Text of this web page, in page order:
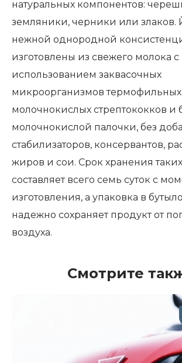
натуральных компонентов:
земляники, черники или злаков.
нежной однородной
изготовлены из свежего молока с
использованием заквасочных
микроорганизмов термофильных
молочнокислых стрептококков и
молочнокислой палочки, без
стабилизаторов, консервантов,
жиров и сои. Срок хранения
составляет всего семь суток с
изготовления, а упаковка в
надежно сохраняет продукт от
воздуха.
Смотрите